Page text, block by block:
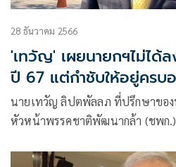
28 ธันวาคม 2566
'เทวัญ' เผยนายกฯไม่ได้
ปี 67 แต่กำชับให้อยู่ครบ
นายเทวัญ ลิปตพัลลภ ที่ปรึกษาของ
หัวหน้าพรรคชาติพัฒนากล้า (ชพก
เข้าร่วมการประชุมสภาเพื่อพิจารณ